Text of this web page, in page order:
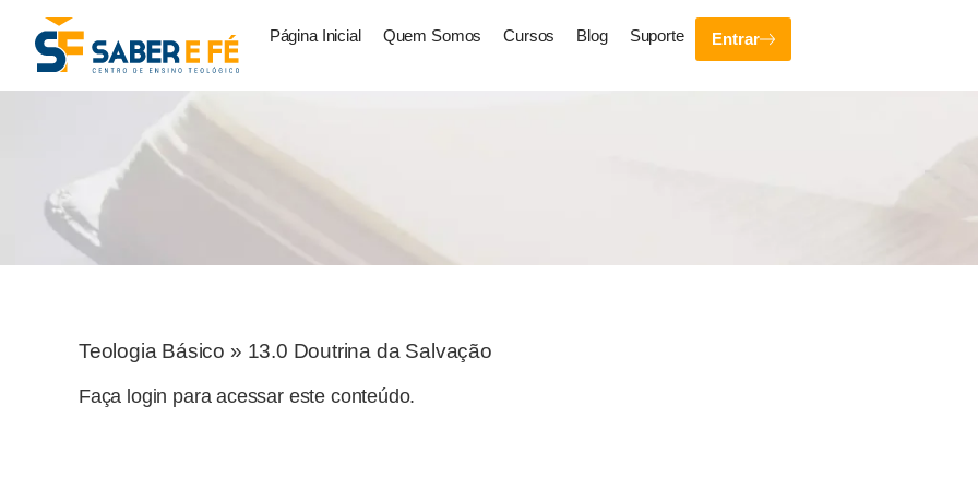
Página Inicial Quem Somos Cursos Blog Suporte Entrar
Teologia Básico » 13.0 Doutrina da Salvação
Faça login para acessar este conteúdo.